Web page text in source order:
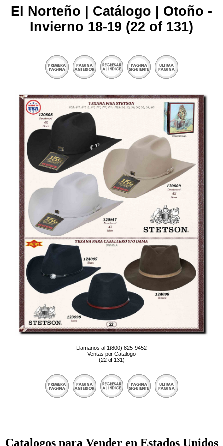
El Norteño | Catálogo | Otoño -
Invierno 18-19 (22 of 131)
Llamanos al 1(800) 825-9452
Ventas por Catalogo
(22 of 131)
Catalogos para Vender en Estados Unidos